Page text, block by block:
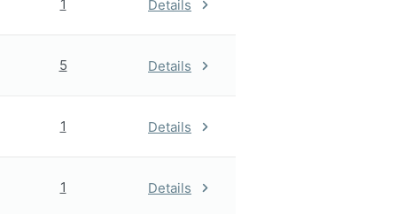
1 Details
5 Details
1 Details
1 Details